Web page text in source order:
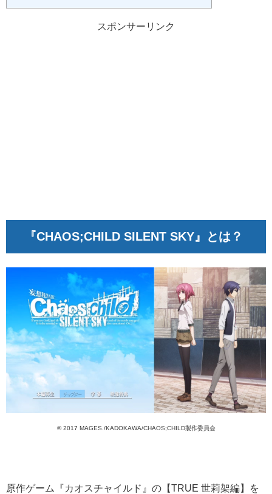
スポンサーリンク
『CHAOS;CHILD SILENT SKY』とは？
© 2017 MAGES./KADOKAWA/CHAOS;CHILD製作委員会
原作ゲーム『カオスチャイルド』の【TRUE 世莉架編】を